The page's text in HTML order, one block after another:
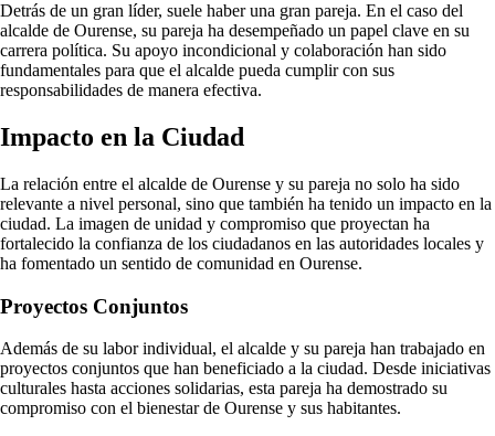
Detrás de un gran líder, suele haber una gran pareja. En el caso del
alcalde de Ourense, su pareja ha desempeñado un papel clave en su
carrera política. Su apoyo incondicional y colaboración han sido
fundamentales para que el alcalde pueda cumplir con sus
responsabilidades de manera efectiva.
Impacto en la Ciudad
La relación entre el alcalde de Ourense y su pareja no solo ha sido
relevante a nivel personal, sino que también ha tenido un impacto en la
ciudad. La imagen de unidad y compromiso que proyectan ha
fortalecido la confianza de los ciudadanos en las autoridades locales y
ha fomentado un sentido de comunidad en Ourense.
Proyectos Conjuntos
Además de su labor individual, el alcalde y su pareja han trabajado en
proyectos conjuntos que han beneficiado a la ciudad. Desde iniciativas
culturales hasta acciones solidarias, esta pareja ha demostrado su
compromiso con el bienestar de Ourense y sus habitantes.